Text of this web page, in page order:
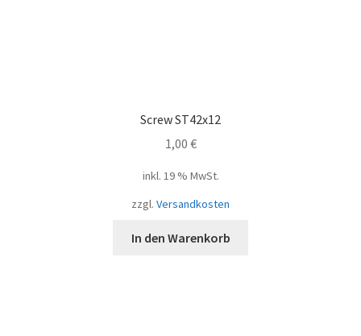
Screw ST42x12
1,00 €
inkl. 19 % MwSt.
zzgl. Versandkosten
In den Warenkorb